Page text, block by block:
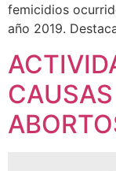
femicidios
año 2019.